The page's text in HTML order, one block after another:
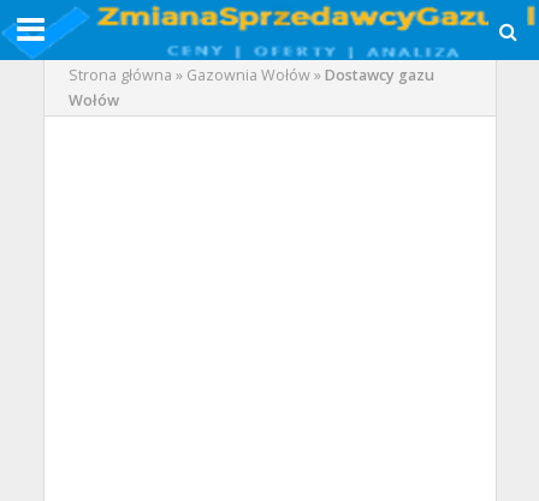
Strona główna » Gazownia Wołów»Dostawcy gazu
Wołów